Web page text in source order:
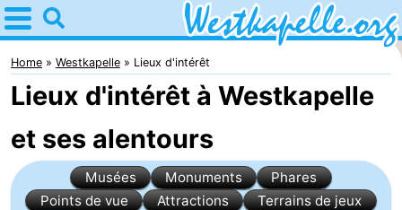
Home
Westkapelle
Astuces
Avec
les
Passer
Home Westkapelle Lieux d'intérêt
Lieux d'intérêt à Westkapelle
et ses alentours
Musées Monuments
Phares
Points de vue
Attractions
Terrains de jeux